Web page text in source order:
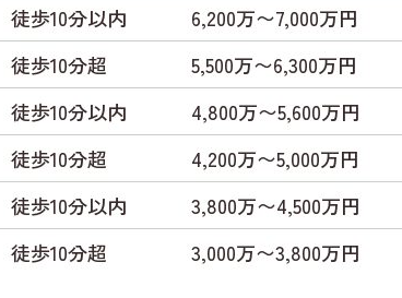
徒歩10分以内 6,200万〜7,000万円
徒歩10分超 5,500万〜6,300万円
徒歩10分以内 4,800万〜5,600万円
徒歩10分超 4,200万〜5,000万円
徒歩10分以内 3,800万〜4,500万円
徒歩10分超 3,000万〜3,800万円